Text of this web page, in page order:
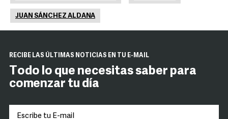
JUAN SÁNCHEZ ALDANA
RECIBE LAS ÚLTIMAS NOTICIAS EN TU E-MAIL
Todo lo que necesitas saber para
comenzar tu día